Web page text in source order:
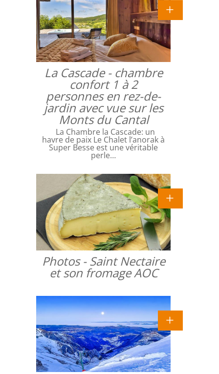
La Cascade - chambre
confort 1 à 2
personnes en rez-de-
jardin avec vue sur les
Monts du Cantal
La Chambre la Cascade: un
havre de paix Le Chalet l’anorak à
Super Besse est une véritable
perle…
Photos - Saint Nectaire
et son fromage AOC